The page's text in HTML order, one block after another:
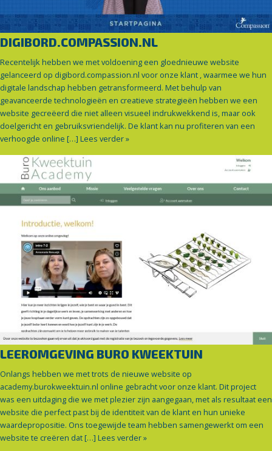
DIGIBORD.COMPASSION.NL
Recentelijk hebben we met voldoening een gloednieuwe website
gelanceerd op digibord.compassion.nl voor onze klant , waarmee we hun
digitale landschap hebben getransformeerd. Met behulp van
geavanceerde technologieën en creatieve strategieën hebben we een
website gecreëerd die niet alleen visueel indrukwekkend is, maar ook
doelgericht en gebruiksvriendelijk. De klant kan nu profiteren van een
verhoogde online […] Lees verder »
LEEROMGEVING BURO KWEEKTUIN
Onlangs hebben we met trots de nieuwe website op
academy.burokweektuin.nl online gebracht voor onze klant. Dit project
was een uitdaging die we met plezier zijn aangegaan, met als resultaat een
website die perfect past bij de identiteit van de klant en hun unieke
waardepropositie. Ons toegewijde team hebben samengewerkt om een
website te creëren dat […] Lees verder »